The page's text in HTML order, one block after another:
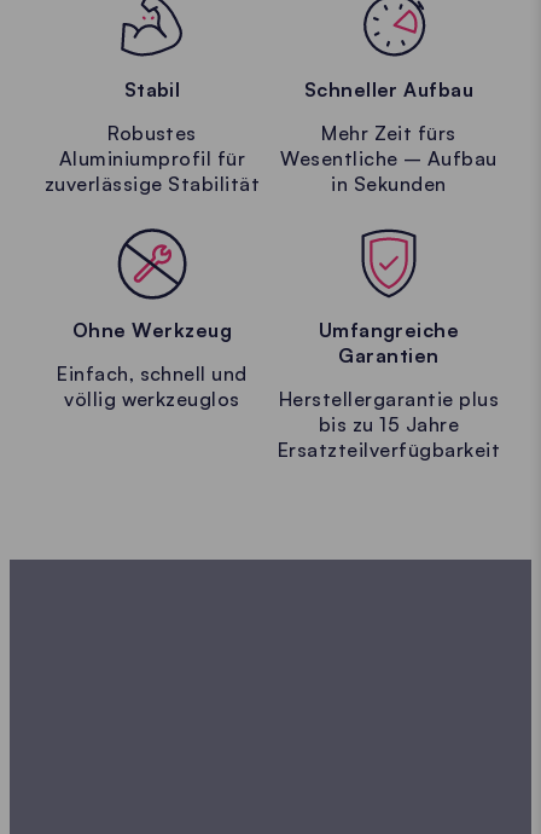
Stabil
Robustes
Aluminiumprofil für
zuverlässige Stabilität
Schneller Aufbau
Mehr Zeit fürs
Wesentliche – Aufbau
in Sekunden
Ohne Werkzeug
Einfach, schnell und
völlig werkzeuglos
Umfangreiche
Garantien
Herstellergarantie plus
bis zu 15 Jahre
Ersatzteilverfügbarkeit